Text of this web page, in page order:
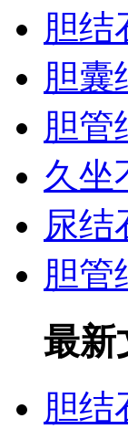
胆结
胆囊
胆管
久坐
尿结
胆管
最新
胆结